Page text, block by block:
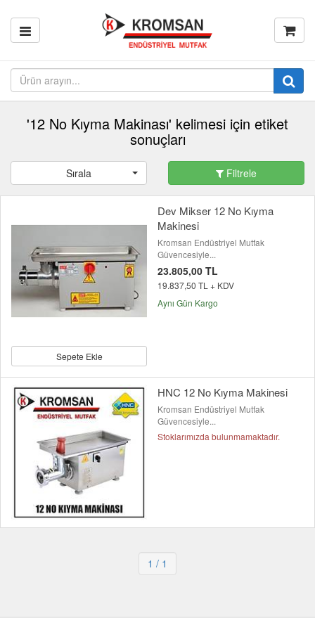
'12 No Kıyma Makinası' kelimesi için etiket
sonuçları
Sırala Filtrele
Sepete Ekle
Dev Mikser 12 No Kıyma
Makinesi
Kromsan Endüstriyel Mutfak
Güvencesiyle...
23.805,00 TL
19.837,50 TL + KDV
Aynı Gün Kargo
HNC 12 No Kıyma Makinesi
Kromsan Endüstriyel Mutfak
Güvencesiyle...
Stoklarımızda bulunmamaktadır.
1 / 1